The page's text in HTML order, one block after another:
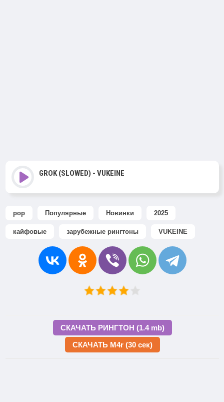
GROK (SLOWED) - VUKEINE
pop Популярные Новинки 2025
кайфовые зарубежные рингтоны VUKEINE
СКАЧАТЬ РИНГТОН (1.4 mb)
СКАЧАТЬ M4r (30 сек)